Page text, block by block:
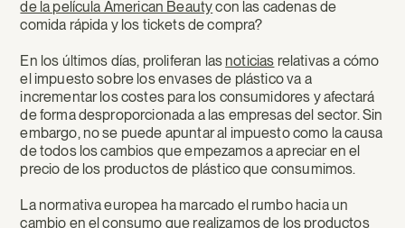
de la película American Beautycon las cadenas de
comida rápida y los tickets de compra?
En los últimos días, proliferan las noticias relativas a cómo
el impuesto sobre los envases de plástico va a
incrementar los costes para los consumidores y afectará
de forma desproporcionada a las empresas del sector. Sin
embargo, no se puede apuntar al impuesto como la causa
de todos los cambios que empezamos a apreciar en el
precio de los productos de plástico que consumimos.
La normativa europea ha marcado el rumbo hacia un
cambio en el consumo que realizamos de los productos